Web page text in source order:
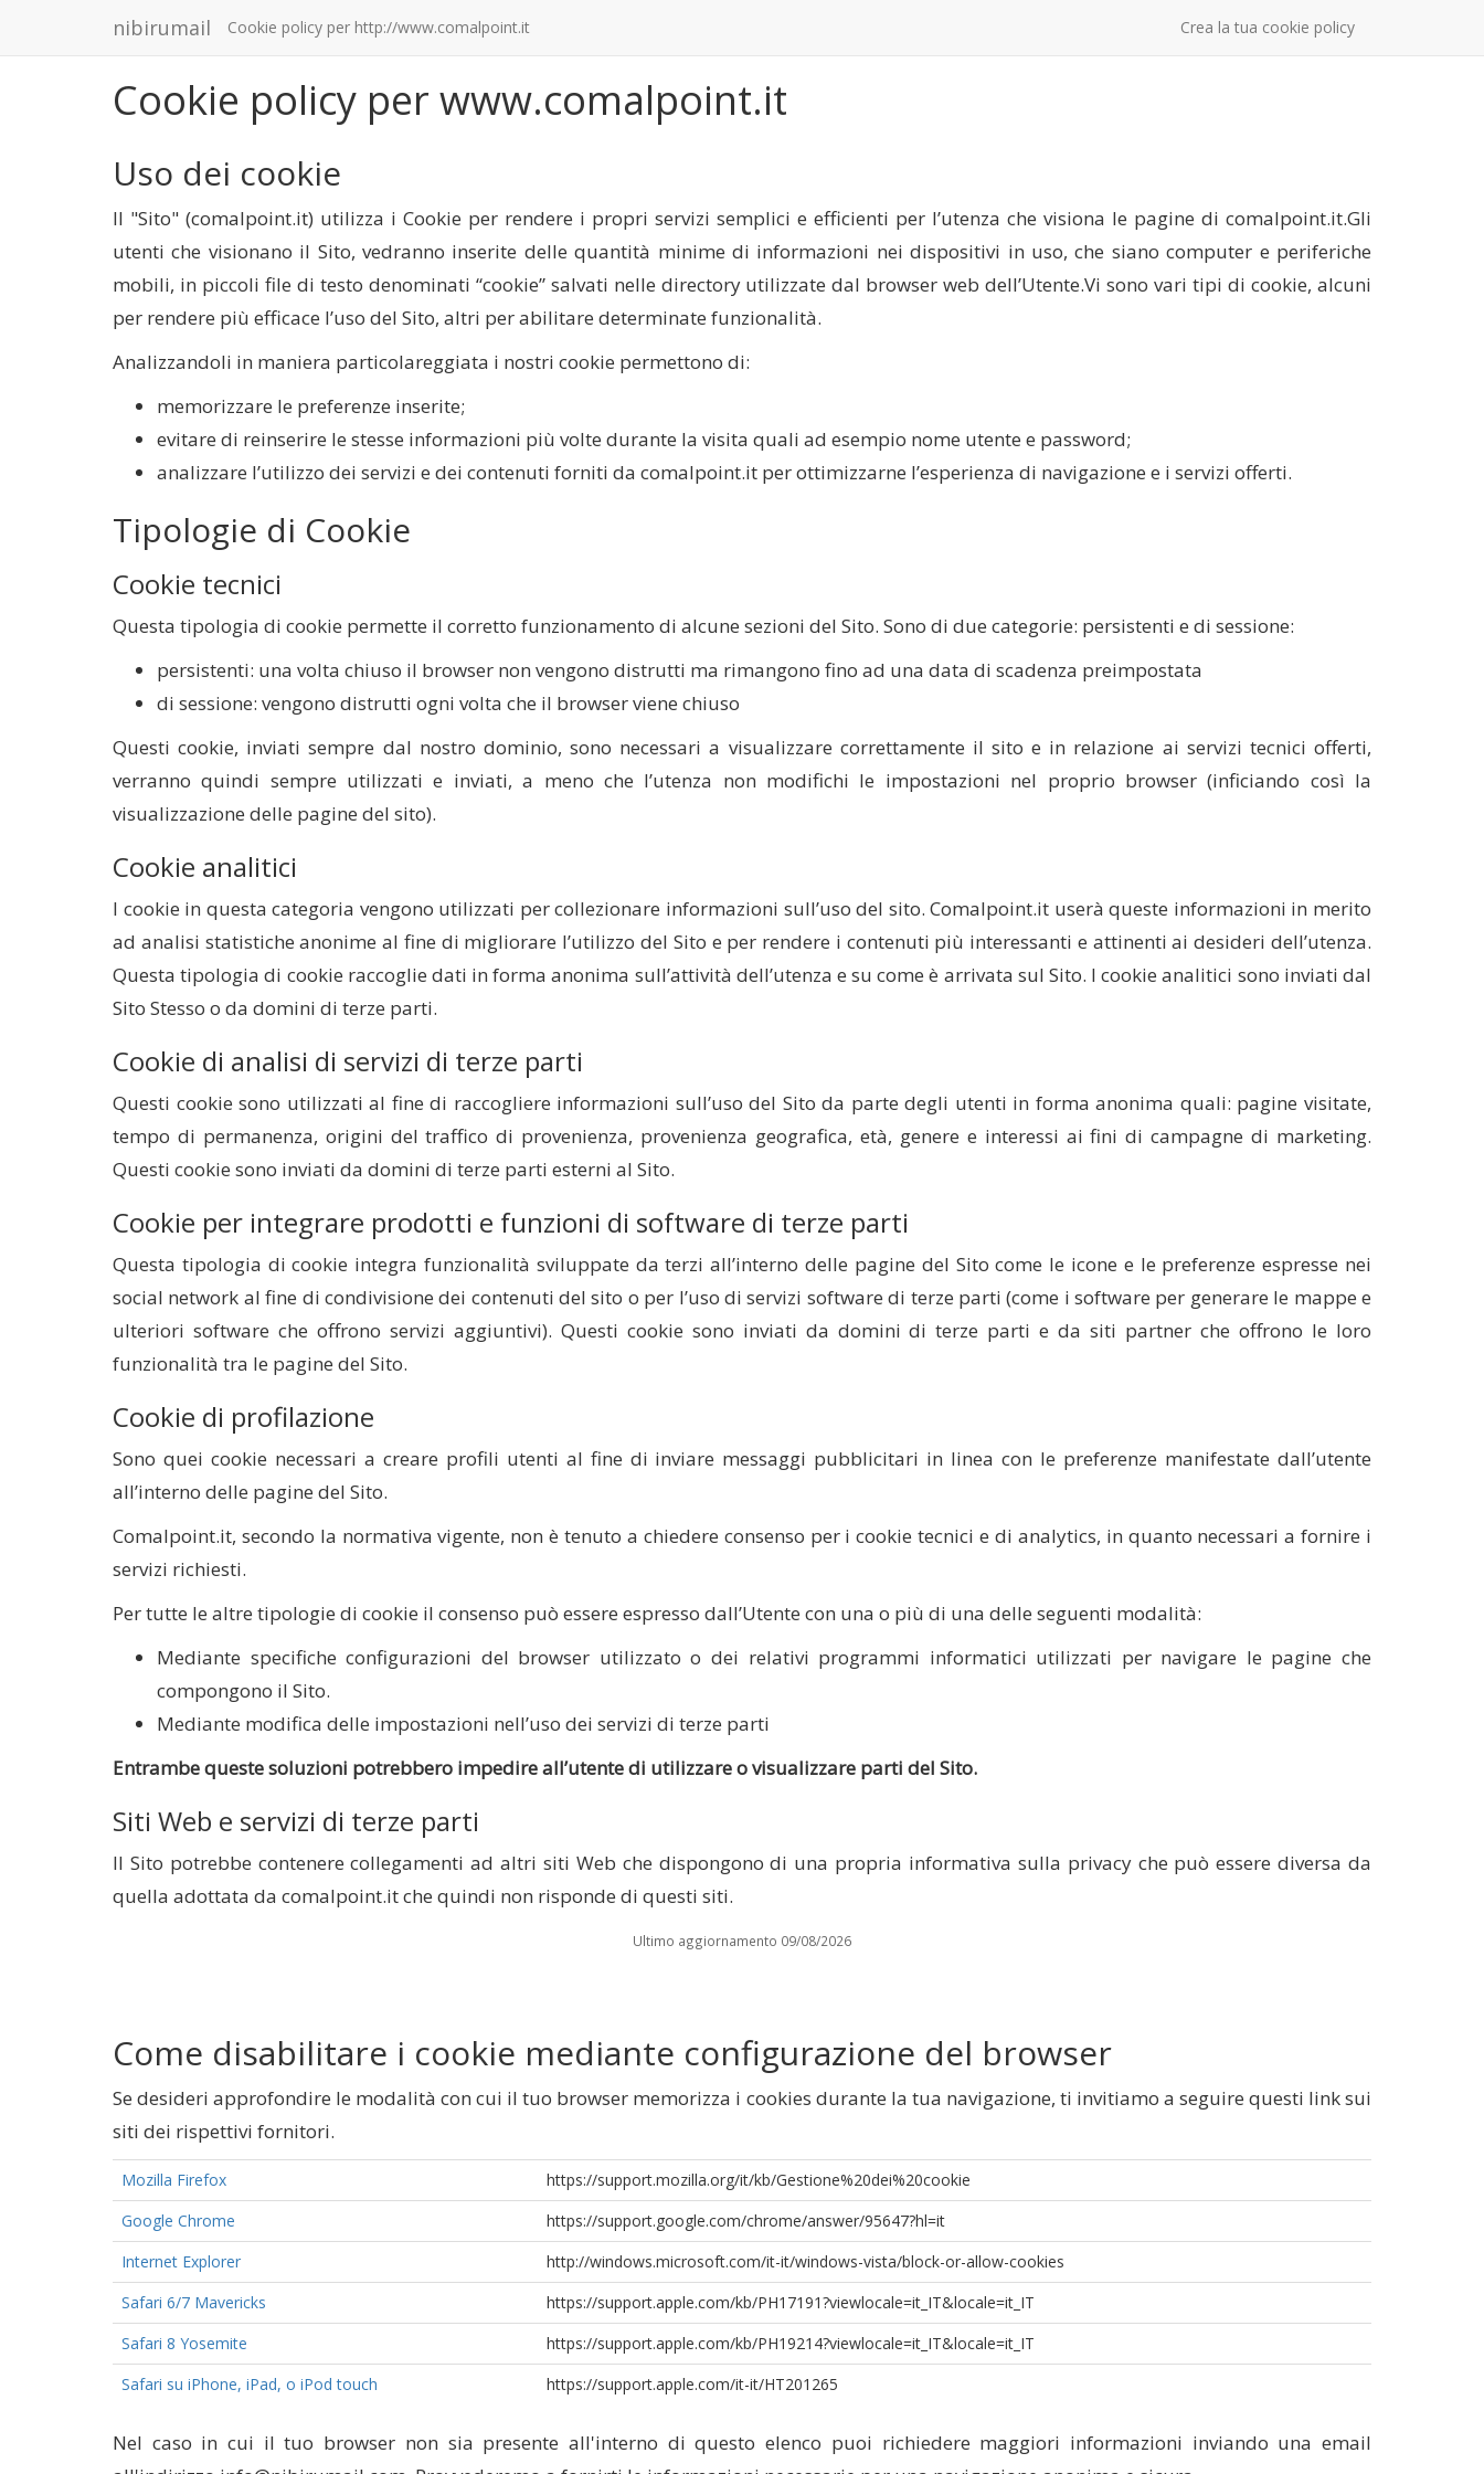
nibirumail Cookie policy per http://www.comalpoint.it Crea la tua cookie policy
Cookie policy per www.comalpoint.it
Uso dei cookie
Il "Sito" (comalpoint.it) utilizza i Cookie per rendere i propri servizi semplici e efficienti per l’utenza che visiona le pagine di comalpoint.it.Gli
utenti che visionano il Sito, vedranno inserite delle quantità minime di informazioni nei dispositivi in uso, che siano computer e periferiche
mobili, in piccoli file di testo denominati “cookie” salvati nelle directory utilizzate dal browser web dell’Utente.Vi sono vari tipi di cookie, alcuni
per rendere più efficace l’uso del Sito, altri per abilitare determinate funzionalità.
Analizzandoli in maniera particolareggiata i nostri cookie permettono di:
memorizzare le preferenze inserite;
evitare di reinserire le stesse informazioni più volte durante la visita quali ad esempio nome utente e password;
analizzare l’utilizzo dei servizi e dei contenuti forniti da comalpoint.it per ottimizzarne l’esperienza di navigazione e i servizi offerti.
Tipologie di Cookie
Cookie tecnici
Questa tipologia di cookie permette il corretto funzionamento di alcune sezioni del Sito. Sono di due categorie: persistenti e di sessione:
persistenti: una volta chiuso il browser non vengono distrutti ma rimangono fino ad una data di scadenza preimpostata
di sessione: vengono distrutti ogni volta che il browser viene chiuso
Questi cookie, inviati sempre dal nostro dominio, sono necessari a visualizzare correttamente il sito e in relazione ai servizi tecnici offerti,
verranno quindi sempre utilizzati e inviati, a meno che l’utenza non modifichi le impostazioni nel proprio browser (inficiando così la
visualizzazione delle pagine del sito).
Cookie analitici
I cookie in questa categoria vengono utilizzati per collezionare informazioni sull’uso del sito. Comalpoint.it userà queste informazioni in merito
ad analisi statistiche anonime al fine di migliorare l’utilizzo del Sito e per rendere i contenuti più interessanti e attinenti ai desideri dell’utenza.
Questa tipologia di cookie raccoglie dati in forma anonima sull’attività dell’utenza e su come è arrivata sul Sito. I cookie analitici sono inviati dal
Sito Stesso o da domini di terze parti.
Cookie di analisi di servizi di terze parti
Questi cookie sono utilizzati al fine di raccogliere informazioni sull’uso del Sito da parte degli utenti in forma anonima quali: pagine visitate,
tempo di permanenza, origini del traffico di provenienza, provenienza geografica, età, genere e interessi ai fini di campagne di marketing.
Questi cookie sono inviati da domini di terze parti esterni al Sito.
Cookie per integrare prodotti e funzioni di software di terze parti
Questa tipologia di cookie integra funzionalità sviluppate da terzi all’interno delle pagine del Sito come le icone e le preferenze espresse nei
social network al fine di condivisione dei contenuti del sito o per l’uso di servizi software di terze parti (come i software per generare le mappe e
ulteriori software che offrono servizi aggiuntivi). Questi cookie sono inviati da domini di terze parti e da siti partner che offrono le loro
funzionalità tra le pagine del Sito.
Cookie di profilazione
Sono quei cookie necessari a creare profili utenti al fine di inviare messaggi pubblicitari in linea con le preferenze manifestate dall’utente
all’interno delle pagine del Sito.
Comalpoint.it, secondo la normativa vigente, non è tenuto a chiedere consenso per i cookie tecnici e di analytics, in quanto necessari a fornire i
servizi richiesti.
Per tutte le altre tipologie di cookie il consenso può essere espresso dall’Utente con una o più di una delle seguenti modalità:
Mediante specifiche configurazioni del browser utilizzato o dei relativi programmi informatici utilizzati per navigare le pagine che
compongono il Sito.
Mediante modifica delle impostazioni nell’uso dei servizi di terze parti
Entrambe queste soluzioni potrebbero impedire all’utente di utilizzare o visualizzare parti del Sito.
Siti Web e servizi di terze parti
Il Sito potrebbe contenere collegamenti ad altri siti Web che dispongono di una propria informativa sulla privacy che può essere diversa da
quella adottata da comalpoint.it che quindi non risponde di questi siti.
Ultimo aggiornamento 09/08/2026
Come disabilitare i cookie mediante configurazione del browser
Se desideri approfondire le modalità con cui il tuo browser memorizza i cookies durante la tua navigazione, ti invitiamo a seguire questi link sui
siti dei rispettivi fornitori.
Mozilla Firefox
https://support.mozilla.org/it/kb/Gestione%20dei%20cookie
Google Chrome
https://support.google.com/chrome/answer/95647?hl=it
Internet Explorer
http://windows.microsoft.com/it-it/windows-vista/block-or-allow-cookies
Safari 6/7 Mavericks
https://support.apple.com/kb/PH17191?viewlocale=it_IT&locale=it_IT
Safari 8 Yosemite
https://support.apple.com/kb/PH19214?viewlocale=it_IT&locale=it_IT
Safari su iPhone, iPad, o iPod touch
https://support.apple.com/it-it/HT201265
Nel caso in cui il tuo browser non sia presente all'interno di questo elenco puoi richiedere maggiori informazioni inviando una email